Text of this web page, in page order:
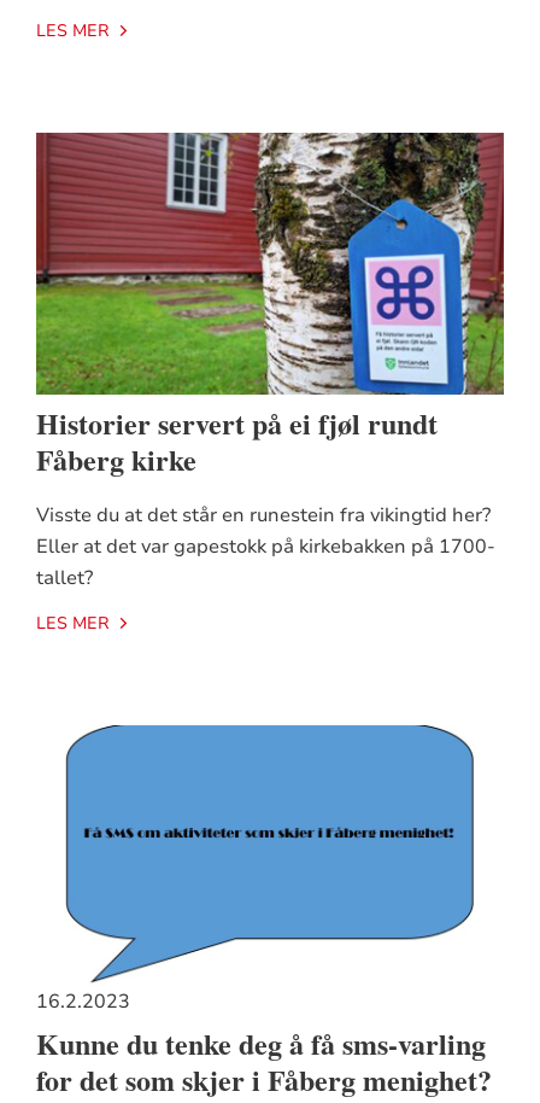
LES MER
Historier servert på ei fjøl rundt
Fåberg kirke
Visste du at det står en runestein fra vikingtid her?
Eller at det var gapestokk på kirkebakken på 1700-
tallet?
LES MER
16.2.2023
Kunne du tenke deg å få sms-varling
for det som skjer i Fåberg menighet?